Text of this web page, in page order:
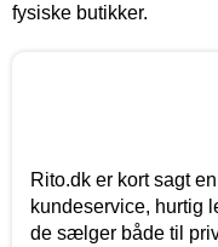
fysiske butikker.
Rito.dk er kort sagt
kundeservice, hurtig
de sælger både til